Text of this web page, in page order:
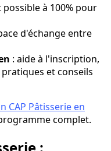
à 100% pour
d'échange entre
: aide à l'inscription,
et conseils
CAP Pâtisserie en
complet.